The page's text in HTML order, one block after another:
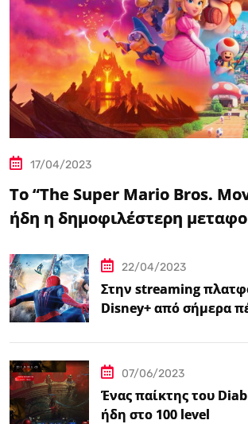
17/04/2023
Το “The Super Mario Bros.
ήδη η δημοφιλέστερη
22/04/2023
Στην streaming
Disney+ από σήμερα
07/06/2023
Ένας παίκτης του
ήδη στο 100 level